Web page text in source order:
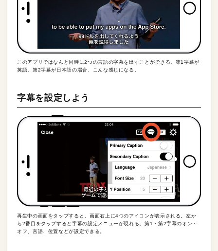
このアプリではなんと同時に2つの言語の字幕を出すことができる。第1字幕が
英語、第2字幕が日本語の場合、こんな感じになる。
字幕を設定しよう
再生中の画面をタップすると、画面右上に4つのアイコンが表示される。左か
ら2番目をタップすると字幕の設定メニューが現れる。第1・第2字幕のオン・
オフ、言語、位置などが設定できる。